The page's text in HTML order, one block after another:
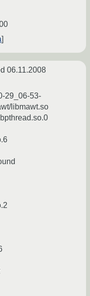
06.11.2008
29_06-53-
libmawt.so